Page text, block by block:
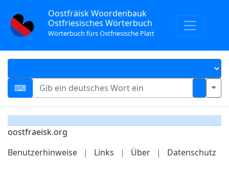
Oostfräisk Woordenbauk
Ostfriesisches Wörterbuch
Wörterbuch fürs Ostfriesische Platt
oostfraeisk.org
Benutzerhinweise
| Links | Über | Datenschutz